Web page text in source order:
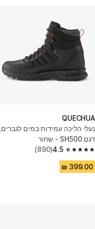
QUECHUA
נעלי הליכה עמידות במים לגברים,
דגם SH500 - שחור
4.5
4.5 out of 5 stars from 890 reviews
(890)